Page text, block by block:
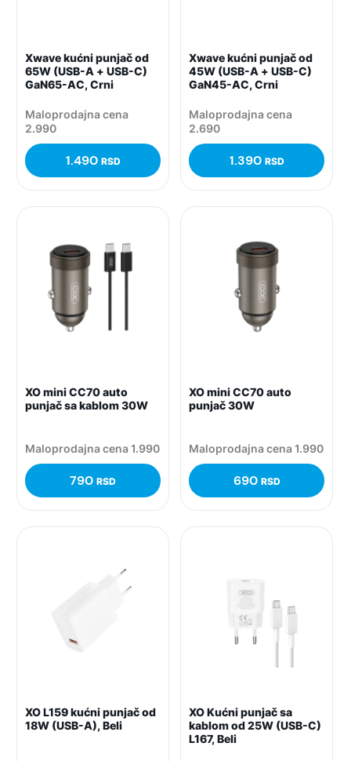
Xwave kućni punjač od
65W (USB-A + USB-C)
GaN65-AC, Crni
Maloprodajna cena
2.990
1.490 RSD
Xwave kućni punjač od
45W (USB-A + USB-C)
GaN45-AC, Crni
Maloprodajna cena
2.690
1.390 RSD
XO mini CC70 auto
punjač sa kablom 30W
Maloprodajna cena 1.990
790 RSD
XO mini CC70 auto
punjač 30W
Maloprodajna cena 1.990
690 RSD
XO L159 kućni punjač od
18W (USB-A), Beli
XO Kućni punjač sa
kablom od 25W (USB-C)
L167, Beli